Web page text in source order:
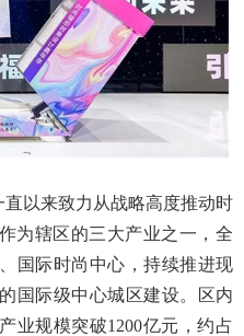
以来致力从战略高度推动时
为辖区的三大产业之一，全
国际时尚中心，持续推进现
国际级中心城区建设。区内
业规模突破1200亿元，约占